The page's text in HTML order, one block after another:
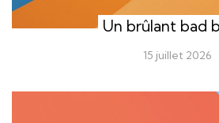
Un brûlant bad
15 juillet 2026